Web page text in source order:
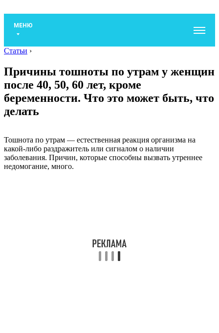
МЕНЮ
Статьи ›
Причины тошноты по утрам у женщин
после 40, 50, 60 лет, кроме
беременности. Что это может быть, что
делать
Тошнота по утрам — естественная реакция организма на
какой-либо раздражитель или сигналом о наличии
заболевания. Причин, которые способны вызвать утреннее
недомогание, много.